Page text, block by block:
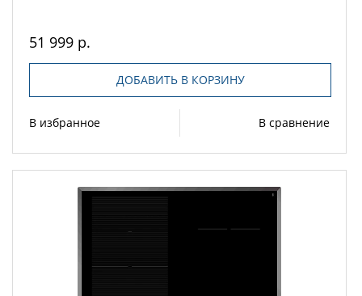
51 999 р.
ДОБАВИТЬ В КОРЗИНУ
В избранное В сравнение